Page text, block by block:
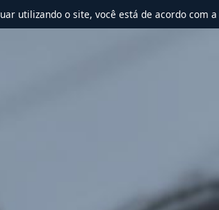
utilizando o site, você está de acordo com